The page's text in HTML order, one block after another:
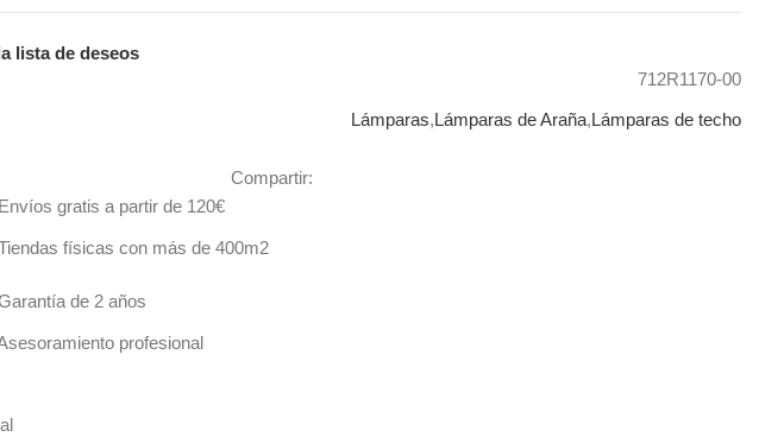
lista de deseos
712R1170-00
Lámparas,Lámparas de Araña,Lámparas de techo
Compartir:
Envíos gratis a partir de 120€
físicas con más de 400m2
de 2 años
profesional